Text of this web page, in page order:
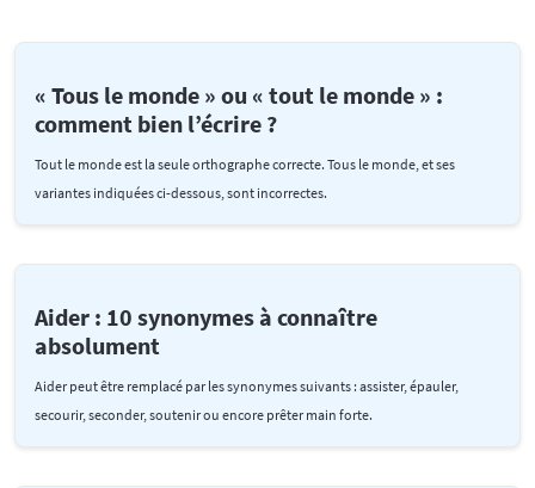
« Tous le monde » ou « tout le monde » :
comment bien l’écrire ?
Tout le monde est la seule orthographe correcte. Tous le monde, et ses
variantes indiquées ci-dessous, sont incorrectes.
Aider : 10 synonymes à connaître
absolument
Aider peut être remplacé par les synonymes suivants : assister, épauler,
secourir, seconder, soutenir ou encore prêter main forte.